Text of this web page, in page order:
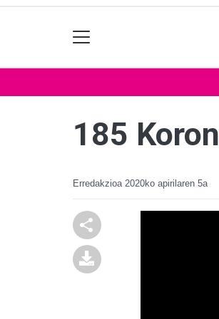
185
Erredakzioa 2020ko apirilaren 5a